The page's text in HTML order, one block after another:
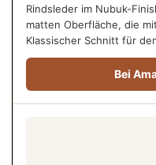
Rindsleder im Nubuk-
matten Oberfläche, die
Klassischer Schnitt für
Bei